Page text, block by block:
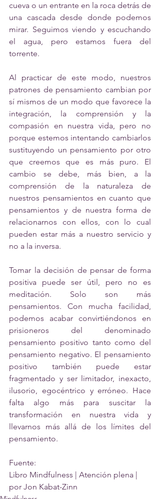
cueva o un entrante en la roca detrás de
una cascada desde donde podemos
mirar. Seguimos viendo y escuchando
el agua, pero estamos fuera del
torrente.
Al practicar de este modo, nuestros
patrones de pensamiento cambian por
sí mismos de un modo que favorece la
integración, la comprensión y la
compasión en nuestra vida, pero no
porque estemos intentando cambiarlos
sustituyendo un pensamiento por otro
que creemos que es más puro. El
cambio se debe, más bien, a la
comprensión de la naturaleza de
nuestros pensamientos en cuanto que
pensamientos y de nuestra forma de
relacionarnos con ellos, con lo cual
pueden estar más a nuestro servicio y
no a la inversa.
Tomar la decisión de pensar de forma
positiva puede ser útil, pero no es
meditación. Solo son más
pensamientos. Con mucha facilidad,
podemos acabar convirtiéndonos en
prisioneros del denominado
pensamiento positivo tanto como del
pensamiento negativo. El pensamiento
positivo también puede estar
fragmentado y ser limitador, inexacto,
ilusorio, egocéntrico y erróneo. Hace
falta algo más para suscitar la
transformación en nuestra vida y
llevarnos más allá de los límites del
pensamiento.
Fuente:
Libro Mindfulness | Atención plena |
por Jon Kabat-Zinn